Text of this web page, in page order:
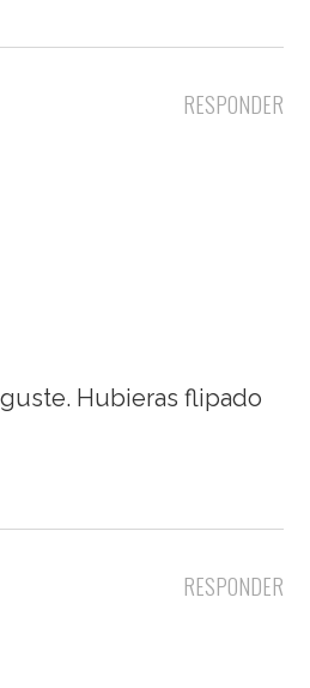
RESPONDER
Hubieras flipado
RESPONDER